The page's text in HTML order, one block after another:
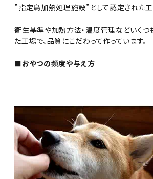
”指定鳥加熱処理施設”として認定された工
衛生基準や加熱方法・温度管理などいくつ
た工場で、品質にこだわって作っています。
■おやつの頻度や与え方